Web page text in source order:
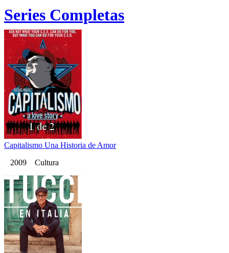
Series Completas
Capitalismo Una Historia de Amor
2009 Cultura